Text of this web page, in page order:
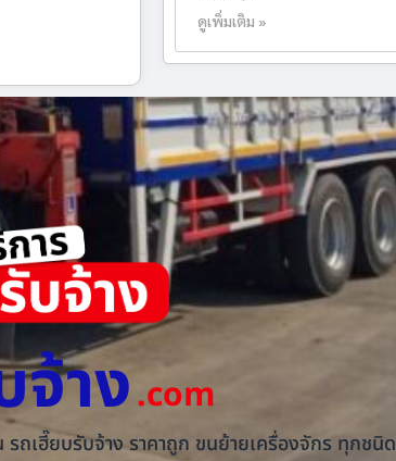
ดูเพิ่มเติม »
จ้าง.com
รถเฮี๊ยบรับจ้าง ราคาถูก ขนย้ายเครื่องจักร ทุกชนิด